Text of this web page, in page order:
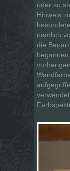
oder so
Hinweis
nämlich
die